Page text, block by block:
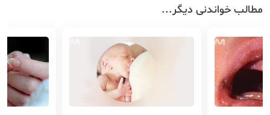
مطالب خواندنی دیگر...